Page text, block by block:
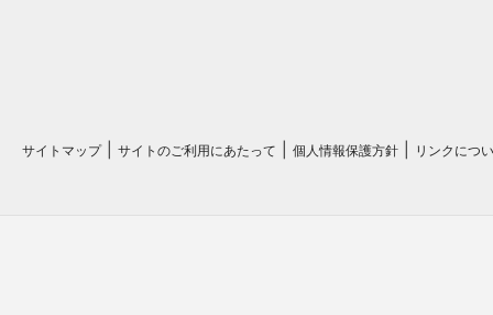
サイトマップ サイトのご利用にあたって 個人情報保護方針 リンクにつ